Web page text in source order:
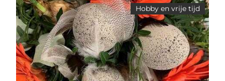
Hobby en vrije tijd